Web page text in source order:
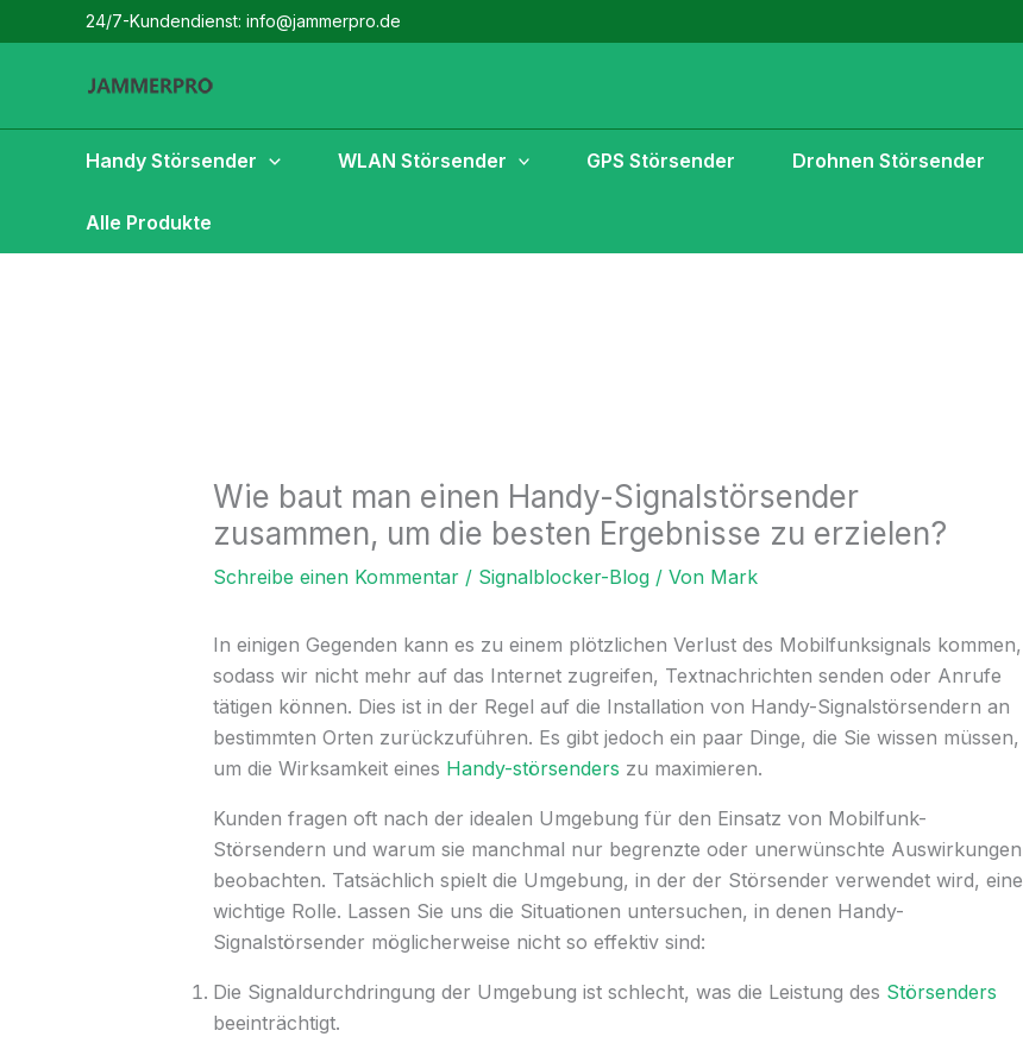
Inhalt
24/7-Kundendienst: info@jammerpro.de
Handy Störsender WLAN Störsender GPS Störsender Drohnen Störsender
Alle Produkte
Wie baut man einen Handy-Signalstörsender
zusammen, um die besten Ergebnisse zu erzielen?
Schreibe einen Kommentar / Signalblocker-Blog/ Von Mark
In einigen Gegenden kann es zu einem plötzlichen Verlust des Mobilfunksignals kommen,
sodass wir nicht mehr auf das Internet zugreifen, Textnachrichten senden oder Anrufe
tätigen können. Dies ist in der Regel auf die Installation von Handy-Signalstörsendern an
bestimmten Orten zurückzuführen. Es gibt jedoch ein paar Dinge, die Sie wissen müssen,
um die Wirksamkeit eines Handy-störsenders zu maximieren.
Kunden fragen oft nach der idealen Umgebung für den Einsatz von Mobilfunk-
Störsendern und warum sie manchmal nur begrenzte oder unerwünschte Auswirkungen
beobachten. Tatsächlich spielt die Umgebung, in der der Störsender verwendet wird, eine
wichtige Rolle. Lassen Sie uns die Situationen untersuchen, in denen Handy-
Signalstörsender möglicherweise nicht so effektiv sind:
Die Signaldurchdringung der Umgebung ist schlecht, was die Leistung des Störsenders
beeinträchtigt.